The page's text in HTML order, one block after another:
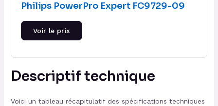
Philips PowerPro Expert FC9729-09
Voir le prix
Descriptif technique
Voici un tableau récapitulatif des spécifications techniques